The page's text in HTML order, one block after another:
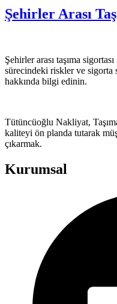
Şehirler Arası
Şehirler arası taşıma
sürecindeki riskler ve sigorta
hakkında bilgi edinin.
Tütüncüoğlu Nakliyat,
kaliteyi ön planda tutarak
çıkarmak.
Kurumsal